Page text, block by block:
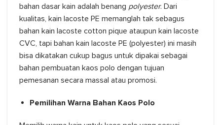
bahan dasar kain adalah benang polyester. Dari
kualitas, kain lacoste PE memanglah tak sebagus
bahan kain lacoste cotton pique ataupun kain lacoste
CVC, tapi bahan kain lacoste PE (polyester) ini masih
bisa dikatakan cukup bagus untuk dipakai sebagai
bahan pembuatan kaos polo dengan tujuan
pemesanan secara massal atau promosi.
Pemilihan Warna Bahan Kaos Polo